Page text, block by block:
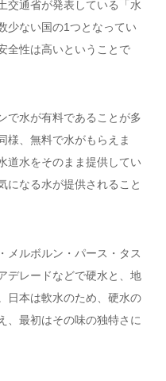
交通省が発表している「水
少ない国の1つとなってい
全性は高いということで
で水が有料であることが多
様、無料で水がもらえま
道水をそのまま提供してい
になる水が提供されること
メルボルン・パース・タス
デレードなどで硬水と、地
日本は軟水のため、硬水の
、最初はその味の独特さに